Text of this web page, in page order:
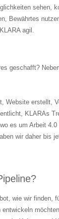
sehen,
Bewährtes
agil.
geschafft?
Website erstellt,
KLARAs
es um Arbeit
wir daher bis
wie wir finden,
entwickeln